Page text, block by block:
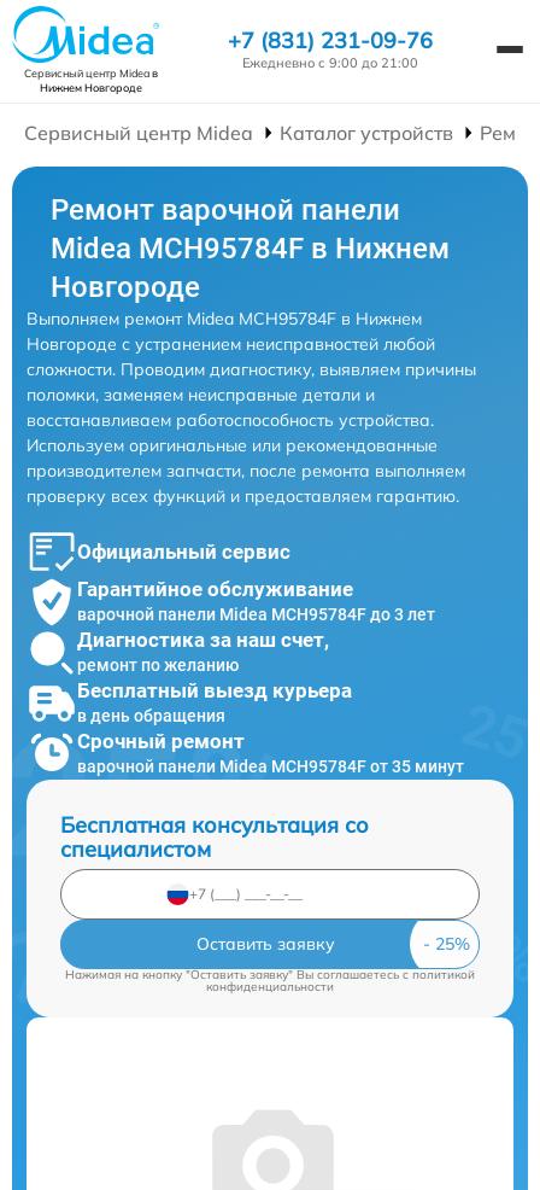
Сервисный центр Mideaв
Нижнем Новгороде
+7 (831) 231-09-76
Ежедневно с 9:00 до 21:00
Сервисный центр Midea Каталог устройств
Ремонт варочной панели
Midea MCH95784F в Нижнем
Новгороде
Выполняем ремонт Midea MCH95784F в Нижнем
Новгороде с устранением неисправностей любой
сложности. Проводим диагностику, выявляем причины
поломки, заменяем неисправные детали и
восстанавливаем работоспособность устройства.
Используем оригинальные или рекомендованные
производителем запчасти, после ремонта выполняем
проверку всех функций и предоставляем гарантию.
Официальный сервис
Гарантийное обслуживание
варочной панели Midea MCH95784F до 3 лет
Диагностика за наш счет,
ремонт по желанию
Бесплатный выезд курьера
в день обращения
Срочный ремонт
варочной панели Midea MCH95784F от 35 минут
Бесплатная консультация со
специалистом
Оставить заявку
Нажимая на кнопку "Оставить заявку" Вы соглашаетесь cполитикой
конфиденциальности